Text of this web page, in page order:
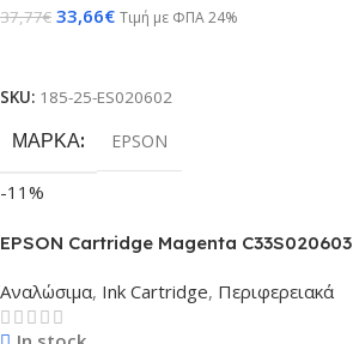
37,77€ 33,66€ Τιμή με ΦΠΑ 24%
SKU: 185-25-ES020602
ΜΆΡΚΑ EPSON
-11%
EPSON Cartridge Magenta C33S020603
Αναλώσιμα, Ink Cartridge, Περιφερειακά